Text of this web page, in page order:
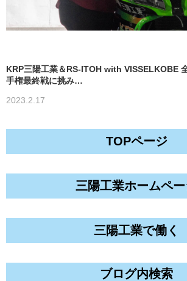
KRP三陽工業＆RS-ITOH with VISSELKOBE
手権最終戦に挑み…
2023.2.17
TOPページ
三陽工業ホームペ
三陽工業で働く
ブログ内検索